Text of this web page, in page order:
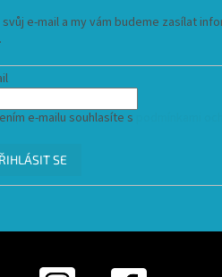
e-mail a my vám budeme zasílat
e-mailu souhlasíte s
SE